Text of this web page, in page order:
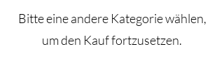
Bitte eine andere Kategorie wählen,
um den Kauf fortzusetzen.